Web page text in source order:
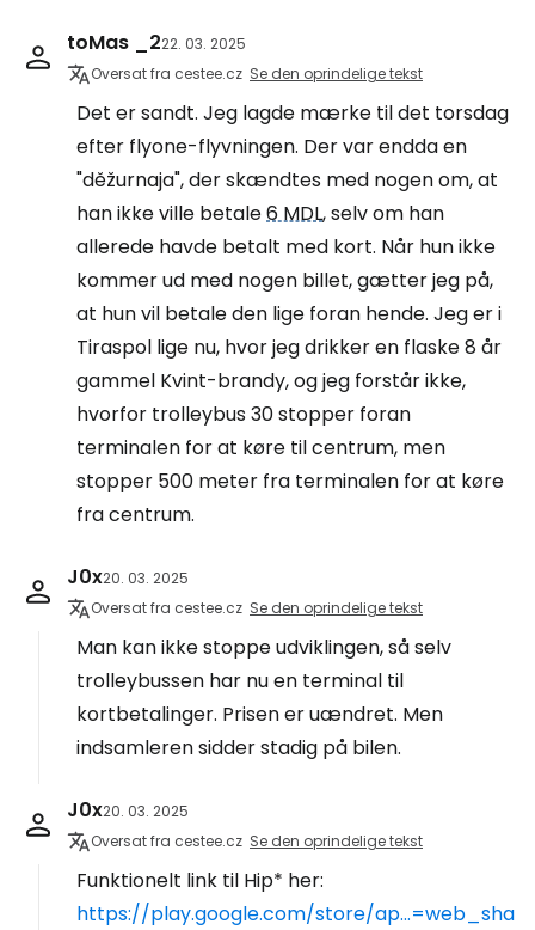
toMas _222. 03. 2025
Oversat fra cestee.cz Se den oprindelige tekst
Det er sandt. Jeg lagde mærke til det torsdag
efter flyone-flyvningen. Der var endda en
"děžurnaja", der skændtes med nogen om, at
han ikke ville betale6 MDL, selv om han
allerede havde betalt med kort. Når hun ikke
kommer ud med nogen billet, gætter jeg på,
at hun vil betale den lige foran hende. Jeg er i
Tiraspol lige nu, hvor jeg drikker en flaske 8 år
gammel Kvint-brandy, og jeg forstår ikke,
hvorfor trolleybus 30 stopper foran
terminalen for at køre til centrum, men
stopper 500 meter fra terminalen for at køre
fra centrum.
J0x20. 03. 2025
Oversat fra cestee.cz Se den oprindelige tekst
Man kan ikke stoppe udviklingen, så selv
trolleybussen har nu en terminal til
kortbetalinger. Prisen er uændret. Men
indsamleren sidder stadig på bilen.
J0x20. 03. 2025
Oversat fra cestee.cz Se den oprindelige tekst
Funktionelt link til Hip* her:
https://play.google.com/store/ap...=web_sha